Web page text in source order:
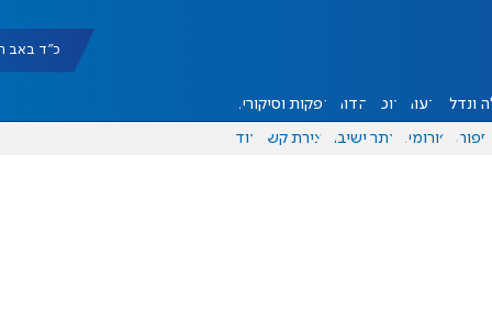
כ"ד באב תשפ"ו
ונדל"ן דעות אוכל יהדות הפקות וסיקורים
ספורט פורומים אתר ישיבה יצירת קשר עוד